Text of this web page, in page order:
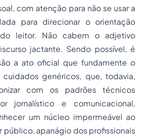
com atenção para não se usar a
para direcionar o orientação
leitor. Não cabem o adjetivo
jactante. Sendo possível, é
a ato oficial que fundamente o
genéricos, que, todavia,
com os padrões técnicos
jornalístico e comunicacional,
um núcleo impermeável ao
público, apanágio dos profissionais